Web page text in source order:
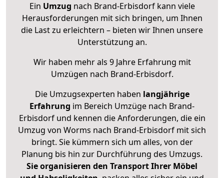
Ein Umzug nach Brand-Erbisdorf kann viele
Herausforderungen mit sich bringen, um Ihnen
die Last zu erleichtern – bieten wir Ihnen unsere
Unterstützung an.
Wir haben mehr als 9 Jahre Erfahrung mit
Umzügen nach Brand-Erbisdorf.
Die Umzugsexperten haben langjährige
Erfahrung im Bereich Umzüge nach Brand-
Erbisdorf und kennen die Anforderungen, die ein
Umzug von Worms nach Brand-Erbisdorf mit sich
bringt. Sie kümmern sich um alles, von der
Planung bis hin zur Durchführung des Umzugs.
Sie organisieren den Transport Ihrer Möbel